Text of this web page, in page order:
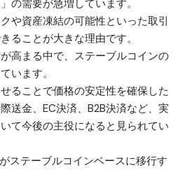
」の需要が急増しています。
や資産凍結の可能性といった取引
ることが大きな理由です。
高まる中で、 ステーブルコインの
います。
ることで価格の安定性を確保した
送金、EC決済、B2B決済など、実
て今後の主役になると見られてい
ステーブルコインベースに移行す